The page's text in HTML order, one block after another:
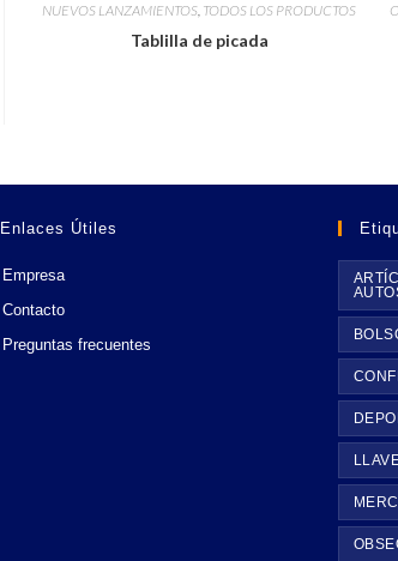
NUEVOS LANZAMIENTOS, TODOS LOS PRODUCTOS
Tablilla de picada
Enlaces Útiles
Empresa
Contacto
Preguntas frecuentes